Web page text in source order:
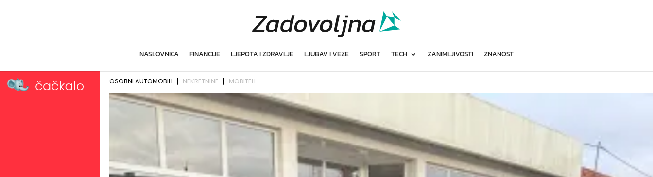
NASLOVNICA FINANCIJE LJEPOTA I ZDRAVLJE LJUBAV I VEZE SPORT TECH ZANIMLJIVOSTI ZNANOST